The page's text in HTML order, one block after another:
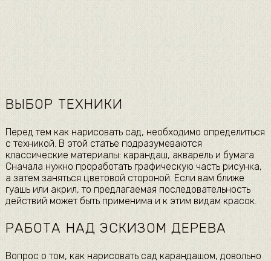
ВЫБОР ТЕХНИКИ
Перед тем как нарисовать сад, необходимо определиться
с техникой. В этой статье подразумеваются
классические материалы: карандаш, акварель и бумага.
Сначала нужно проработать графическую часть рисунка,
а затем заняться цветовой стороной. Если вам ближе
гуашь или акрил, то предлагаемая последовательность
действий может быть применима и к этим видам красок.
РАБОТА НАД ЭСКИЗОМ ДЕРЕВА
Вопрос о том, как нарисовать сад карандашом, довольно